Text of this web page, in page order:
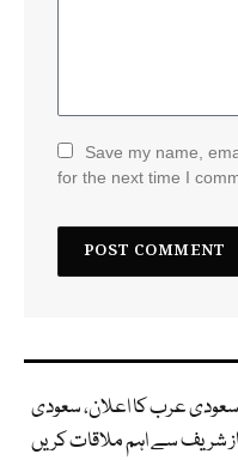
Save my name,
for the next time I
سعودی عرب کا اعلان، سعودی
شریف سے اہم ملاقات کریں